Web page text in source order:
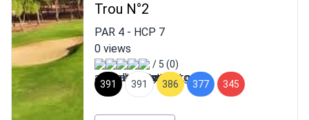
Trou N°2
PAR 4- HCP 7
0 views
/ 5 (0)
391
391 386 377 345